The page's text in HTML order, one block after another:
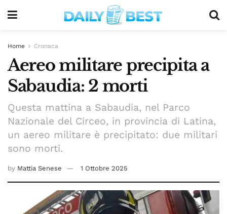
Home Cronaca
Aereo militare precipita a
Sabaudia: 2 morti
Questa mattina a Sabaudia, nel Parco
Nazionale del Circeo, in provincia di Latina,
un aereo militare è precipitato: due militari
sono morti.
by Mattia Senese 1 Ottobre 2025